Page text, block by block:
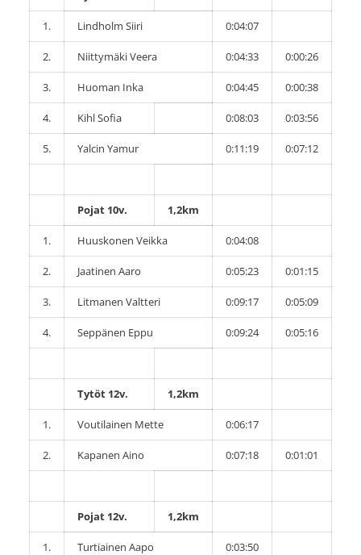
1. Lindholm Siiri 0:04:07
2. Niittymäki Veera 0:04:33 0:00:26
3. Huoman Inka 0:04:45 0:00:38
4. Kihl Sofia 0:08:03 0:03:56
5. Yalcin Yamur 0:11:19 0:07:12
Pojat 10v. 1,2km
1. Huuskonen Veikka 0:04:08
2. Jaatinen Aaro 0:05:23 0:01:15
3. Litmanen Valtteri 0:09:17 0:05:09
4. Seppänen Eppu 0:09:24 0:05:16
Tytöt 12v. 1,2km
1. Voutilainen Mette 0:06:17
2. Kapanen Aino 0:07:18 0:01:01
Pojat 12v. 1,2km
1. Turtiainen Aapo 0:03:50